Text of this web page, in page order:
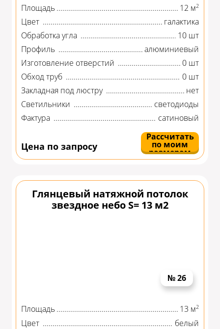
Площадь 12 м2
Цвет
галактика
Обработка угла
10 шт
Профиль
алюминиевый
Изготовление отверстий
0 шт
Обход труб
0 шт
Закладная под люстру
нет
Светильники
светодиоды
Фактура
сатиновый
Цена по запросу
Рассчитать
по моим
размерам
Глянцевый натяжной потолок
звездное небо S= 13 м2
№ 26
Площадь 13 м2
Цвет
белый